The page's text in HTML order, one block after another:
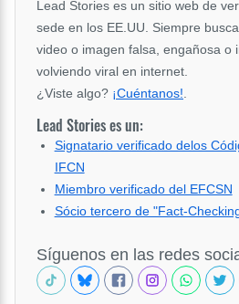
Lead Stories es un sitio web de
sede en los EE.UU. Siempre
video o imagen falsa, engañosa o
volviendo viral en internet.
¿Viste algo? ¡Cuéntanos!
Lead Stories es un:
Signatario verificado delos
IFCN
Miembro verificado del EFCSN
Sócio tercero de "Fact-
Síguenos en las redes